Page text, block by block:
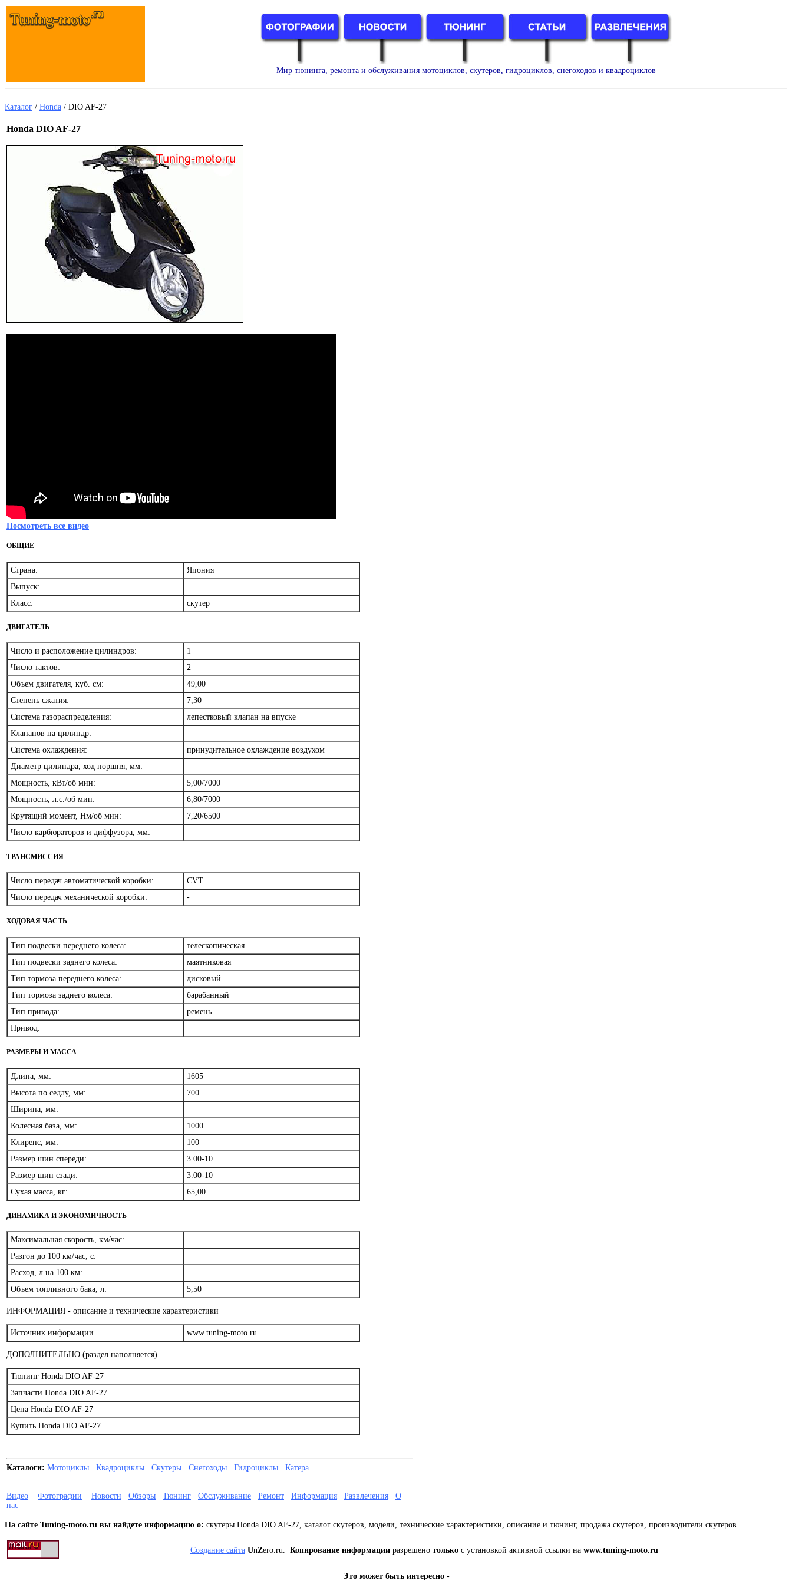
Мир тюнинга, ремонта и обслуживания мотоциклов, скутеров, гидроциклов, снегоходов и квадроциклов
Каталог / Honda / DIO AF-27
Honda DIO AF-27
Посмотреть все видео
ОБЩИЕ
Страна:
Япония
Выпуск:
Класс:
скутер
ДВИГАТЕЛЬ
Число и расположение цилиндров:
1
Число тактов:
2
Объем двигателя, куб. см:
49,00
Степень сжатия:
7,30
Система газораспределения:
лепестковый клапан на впуске
Клапанов на цилиндр:
Система охлаждения:
принудительное охлаждение воздухом
Диаметр цилиндра, ход поршня, мм:
Мощность, кВт/об мин:
5,00/7000
Мощность, л.с./об мин:
6,80/7000
Крутящий момент, Нм/об мин:
7,20/6500
Число карбюраторов и диффузора, мм:
ТРАНСМИССИЯ
Число передач автоматической коробки:
CVT
Число передач механической коробки:
-
ХОДОВАЯ ЧАСТЬ
Тип подвески переднего колеса:
телескопическая
Тип подвески заднего колеса:
маятниковая
Тип тормоза переднего колеса:
дисковый
Тип тормоза заднего колеса:
барабанный
Тип привода:
ремень
Привод:
РАЗМЕРЫ И МАССА
Длина, мм:
1605
Высота по седлу, мм:
700
Ширина, мм:
Колесная база, мм:
1000
Клиренс, мм:
100
Размер шин спереди:
3.00-10
Размер шин сзади:
3.00-10
Сухая масса, кг:
65,00
ДИНАМИКА И ЭКОНОМИЧНОСТЬ
Максимальная скорость, км/час:
Разгон до 100 км/час, с:
Расход, л на 100 км:
Объем топливного бака, л:
5,50
ИНФОРМАЦИЯ - описание и технические характеристики
Источник информации www.tuning-moto.ru
ДОПОЛНИТЕЛЬНО (раздел наполняется)
Тюнинг Honda DIO AF-27
Запчасти Honda DIO AF-27
Цена Honda DIO AF-27
Купить Honda DIO AF-27
Каталоги: Мотоциклы Квадроциклы Скутеры Снегоходы Гидроциклы Катера
Видео Фотографии Новости Обзоры Тюнинг Обслуживание Ремонт Информация Развлечения
О
нас
На сайте Tuning-moto.ru вы найдете информацию о: скутеры Honda DIO AF-27, каталог скутеров, модели, технические характеристики, описание и тюнинг, продажа скутеров, производители скутеров
Создание сайта UnZero.ru. Копирование информации разрешено только с установкой активной ссылки на www.tuning-moto.ru
Это может быть интересно-